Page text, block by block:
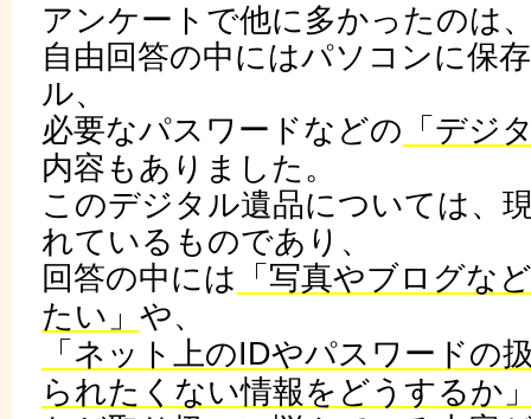
アンケートで他に多かったのは
自由回答の中にはパソコンに保
ル、
必要なパスワードなどの 「デジ
内容もありました。
このデジタル遺品については、
れているものであり、
回答の中には 「写真やブログな
たい」 や、
「ネット上のIDやパスワードの
られたくない情報をどうするか